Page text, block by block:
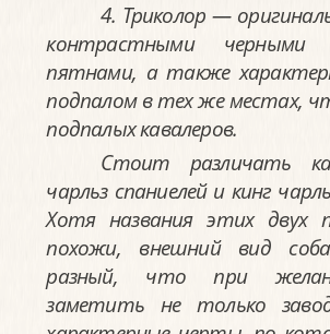
4. Триколор —
контрастными
пятнами, а также
подпалом в тех же местах,
подпалых кавалеров.
Стоит различать
чарльз спаниелей и кинг
Хотя названия этих двух
похожи, внешний вид
разный, что при
заметить не только